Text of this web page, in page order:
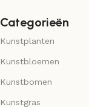
Categorieën
Kunstplanten
Kunstbloemen
Kunstbomen
Kunstgras